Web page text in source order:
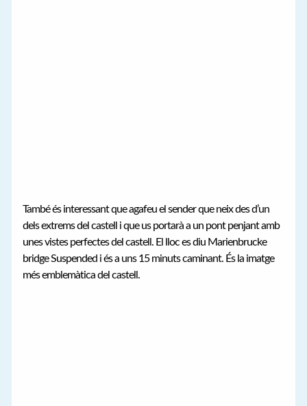
També és interessant que agafeu el sender que neix des d’un
dels extrems del castell i que us portarà a un pont penjant amb
unes vistes perfectes del castell. El lloc es diu Marienbrucke
bridge Suspended i és a uns 15 minuts caminant. És la imatge
més emblemàtica del castell.